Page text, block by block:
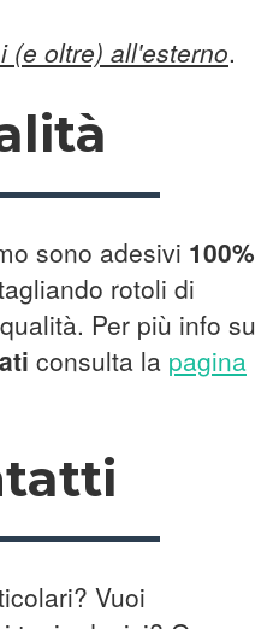
(e oltre) all'esterno.
sono adesivi 100%
rotoli di
Per più info su
consulta la pagina
Vuoi